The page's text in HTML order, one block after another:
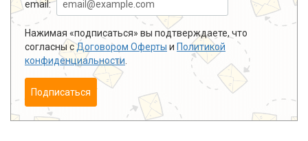
email:
Нажимая «подписаться» вы подтверждаете, что
согласны сДоговором Оферты и Политикой
конфиденциальности.
Подписаться